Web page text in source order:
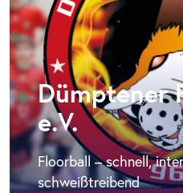
Dümptener
e.V.
Floorball – schnell,
schweißtreibend